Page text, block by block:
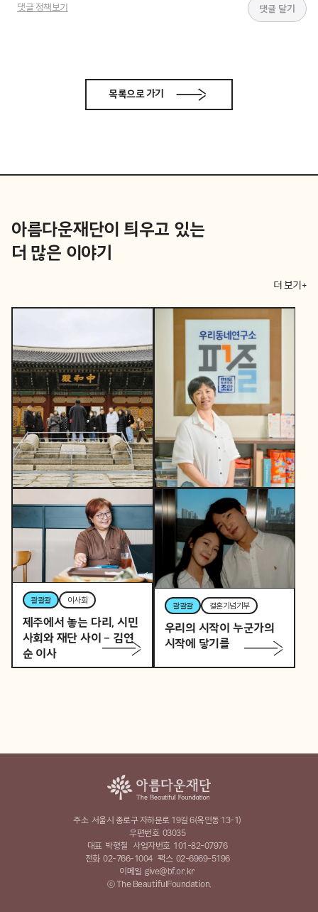
댓글 정책보기
목록으로 가기
아름다운재단이 틔우고 있는
더 많은 이야기
더 보기+
역사활동가
토요일 오후, 역사활동가
로 변신하는 직장인 P의
이중생활
콸콸콸 뷰티풀커넥트
우리 동네가 어제보다 다
정해지는 법
콸콸콸 이사회
제주에서 놓는 다리, 시민
사회와 재단 사이 – 김연
순 이사
콸콸콸 결혼기념기부
우리의 시작이 누군가의
시작에 닿기를
주소 서울시 종로구 자하문로 19길 6(옥인동 13-1)
우편번호 03035
대표 박형철 사업자번호 101-82-07976
전화 02-766-1004 팩스 02-6969-5196
이메일 give@bf.or.kr
ⓒ The BeautifulFoundation.